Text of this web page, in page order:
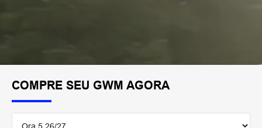
COMPRE SEU GWM AGORA